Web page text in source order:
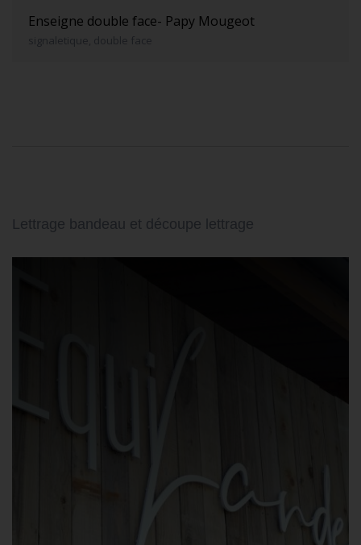
Enseigne double face- Papy Mougeot
signaletique, double face
Lettrage bandeau et découpe lettrage